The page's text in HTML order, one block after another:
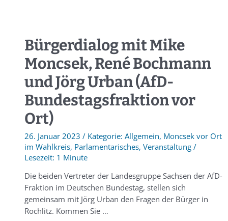
Bürgerdialog mit Mike
Moncsek, René Bochmann
und Jörg Urban (AfD-
Bundestagsfraktion vor
Ort)
26. Januar 2023 / Allgemein, Moncsek vor Ort
im Wahlkreis, Parlamentarisches, Veranstaltung/
1 Minute
Die beiden Vertreter der Landesgruppe Sachsen der AfD-
Fraktion im Deutschen Bundestag, stellen sich
gemeinsam mit Jörg Urban den Fragen der Bürger in
Rochlitz. Kommen Sie …